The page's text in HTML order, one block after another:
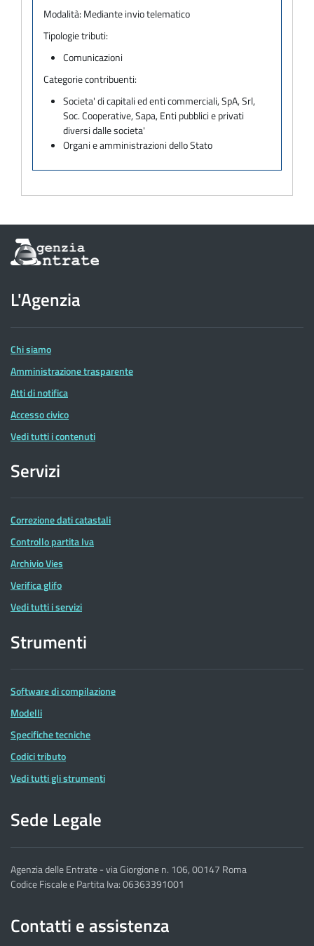
Modalità: Mediante invio telematico
Tipologie tributi:
Comunicazioni
Categorie contribuenti:
Societa' di capitali ed enti commerciali, SpA, Srl,
Soc. Cooperative, Sapa, Enti pubblici e privati
diversi dalle societa'
Organi e amministrazioni dello Stato
Informazioni
sul
dell'Agenzia
delle
Entrate
L'Agenzia
Chi siamo
Amministrazione trasparente
Atti di notifica
Accesso civico
Vedi tutti i contenuti
Servizi
Correzione dati catastali
Controllo partita Iva
Archivio Vies
Verifica glifo
Vedi tutti i servizi
Strumenti
Software di compilazione
Modelli
Specifiche tecniche
Codici tributo
Vedi tutti gli strumenti
Sede Legale
Agenzia delle Entrate - via Giorgione n. 106, 00147 Roma
Codice Fiscale e Partita Iva: 06363391001
Contatti e assistenza